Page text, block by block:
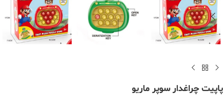
پاپیت چراغدار سوپر ماریو